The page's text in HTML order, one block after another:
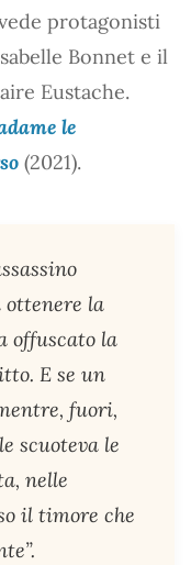
protagonisti
Bonnet e il
Eustache.
le
(2021).
ottenere la
offuscato la
E se un
fuori,
scuoteva le
nelle
il timore che